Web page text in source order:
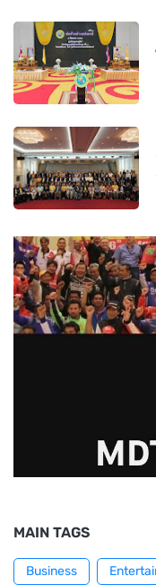
MAIN TAGS
Business